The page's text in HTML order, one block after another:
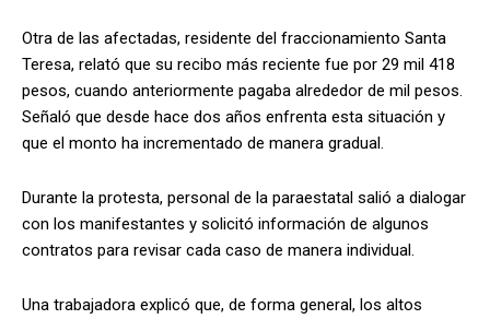
Otra de las afectadas, residente del fraccionamiento Santa
Teresa, relató que su recibo más reciente fue por 29 mil 418
pesos, cuando anteriormente pagaba alrededor de mil pesos.
Señaló que desde hace dos años enfrenta esta situación y
que el monto ha incrementado de manera gradual.
Durante la protesta, personal de la paraestatal salió a dialogar
con los manifestantes y solicitó información de algunos
contratos para revisar cada caso de manera individual.
Una trabajadora explicó que, de forma general, los altos